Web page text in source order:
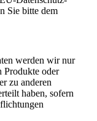
Sie bitte dem
werden wir nur
Produkte oder
zu anderen
haben, sofern